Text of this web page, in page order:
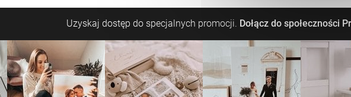
Uzyskaj dostęp do specjalnych promocji. Dołącz do społeczności